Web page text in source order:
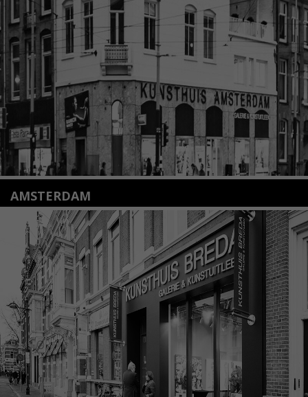
2312 KA Leiden
+31(0)71 – 52 84 480
info@kunsthuisleiden.nl
Lees meer
AMSTERDAM
Amstelveenseweg 135
1075 VX Amsterdam
+31 (0)20 2332546
info@kunsthuisamsterdam.nl
Lees meer